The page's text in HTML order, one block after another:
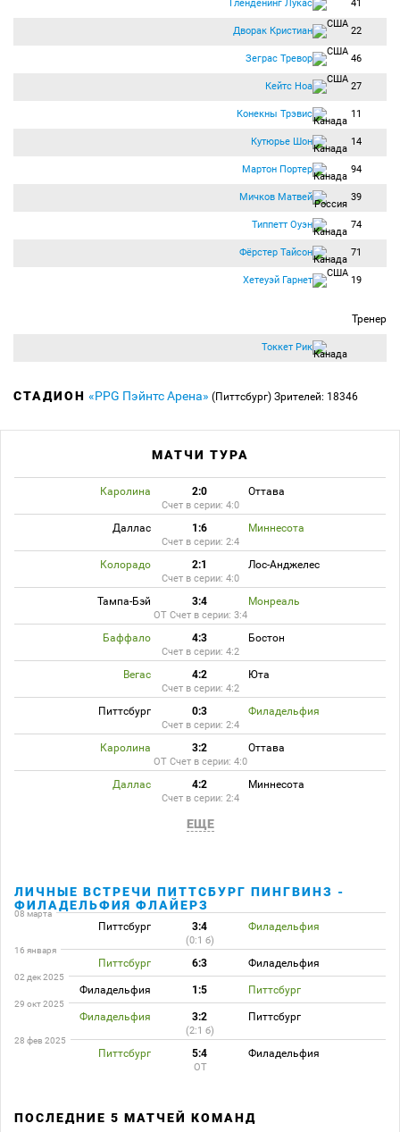
Гленденинг Лукас 41
Дворак Кристиан 22
Зеграс Тревор 46
Кейтс Ноа 27
Конекны Трэвис 11
Кутюрье Шон 14
Мартон Портер 94
Мичков Матвей 39
Типпетт Оуэн 74
Фёрстер Тайсон 71
Хетеуэй Гарнет 19
Тренер
Токкет Рик
СТАДИОН «PPG Пэйнтс Арена» (Питтсбург) Зрителей: 18346
МАТЧИ ТУРА
Каролина 2:0 Оттава
Счет в серии: 4:0
Даллас 1:6 Миннесота
Счет в серии: 2:4
Колорадо 2:1 Лос-Анджелес
Счет в серии: 4:0
Тампа-Бэй 3:4 Монреаль
ОТ Счет в серии: 3:4
Баффало 4:3 Бостон
Счет в серии: 4:2
Вегас 4:2 Юта
Счет в серии: 4:2
Питтсбург 0:3 Филадельфия
Счет в серии: 2:4
Каролина 3:2 Оттава
ОТ Счет в серии: 4:0
Даллас 4:2 Миннесота
Счет в серии: 2:4
ЕЩЕ
ЛИЧНЫЕ ВСТРЕЧИ ПИТТСБУРГ ПИНГВИНЗ -
ФИЛАДЕЛЬФИЯ ФЛАЙЕРЗ
08 марта
Питтсбург 3:4 Филадельфия
(0:1 б)
16 января
Питтсбург 6:3 Филадельфия
02 дек 2025
Филадельфия 1:5 Питтсбург
29 окт 2025
Филадельфия 3:2 Питтсбург
(2:1 б)
28 фев 2025
Питтсбург 5:4 Филадельфия
ОТ
ПОСЛЕДНИЕ 5 МАТЧЕЙ КОМАНД